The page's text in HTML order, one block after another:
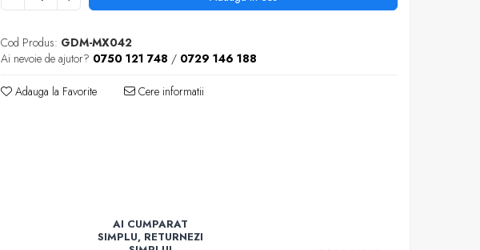
Cod Produs: GDM-MX042
Ai nevoie de ajutor? 0750 121 748 / 0729 146 188
Adauga la Favorite Cere informatii
AI CUMPARAT
SIMPLU, RETURNEZI